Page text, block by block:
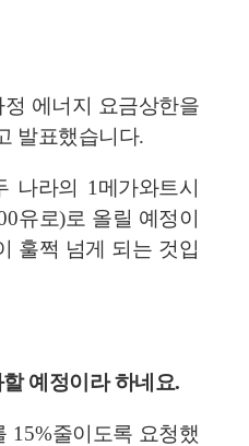
에너지 요금상한을
발표했습니다.
나라의 1 메가와트시
유로)로 올릴 예정이
훌쩍 넘게 되는 것입
예정이라 하네요.
15%줄이도록 요청했